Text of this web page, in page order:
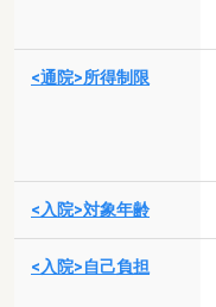
<通院>所得制限
<入院>対象年齢
<入院>自己負担